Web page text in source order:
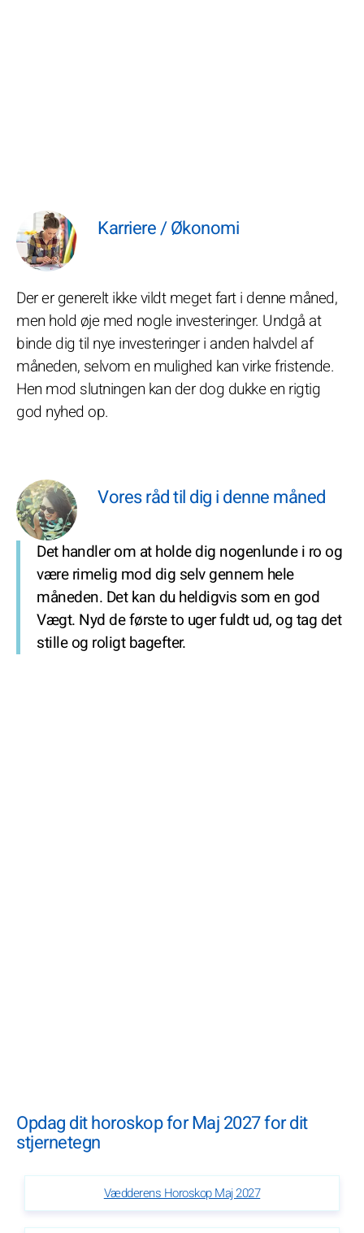
Karriere / Økonomi
Der er generelt ikke vildt meget fart i denne måned,
men hold øje med nogle investeringer. Undgå at
binde dig til nye investeringer i anden halvdel af
måneden, selvom en mulighed kan virke fristende.
Hen mod slutningen kan der dog dukke en rigtig
god nyhed op.
Vores råd til dig i denne måned
Det handler om at holde dig nogenlunde i ro og
være rimelig mod dig selv gennem hele
måneden. Det kan du heldigvis som en god
Vægt. Nyd de første to uger fuldt ud, og tag det
stille og roligt bagefter.
Opdag dit horoskop for Maj 2027 for dit
stjernetegn
Vædderens Horoskop Maj 2027